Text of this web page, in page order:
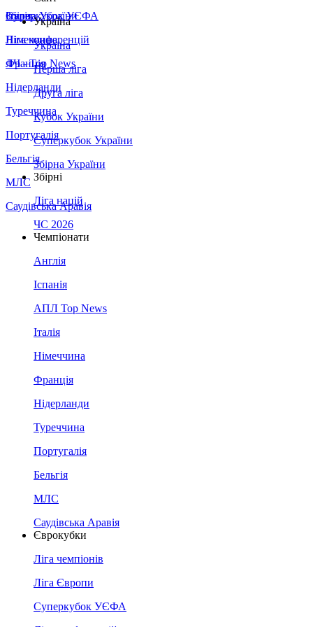
Збірна України
Італія
Німеччина
Франція
Нідерланди
Туреччина
Португалія
Бельгія
МЛС
Саудівська Аравія
Суперкубок УЄФА
Ліга конференцій
ЛЧ - Top News
Україна
Україна
Перша ліга
Друга ліга
Кубок України
Суперкубок України
Збірна України
Збірні
Ліга націй
ЧС 2026
Чемпіонати
Англія
Іспанія
АПЛ Top News
Італія
Німеччина
Франція
Нідерланди
Туреччина
Португалія
Бельгія
МЛС
Саудівська Аравія
Єврокубки
Ліга чемпіонів
Ліга Європи
Суперкубок УЄФА